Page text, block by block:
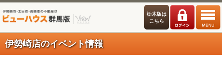
栃木版は
こちら
伊勢崎店のイベント情報